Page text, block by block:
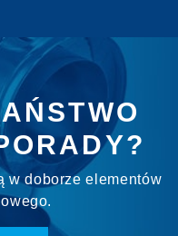
w doborze elementów